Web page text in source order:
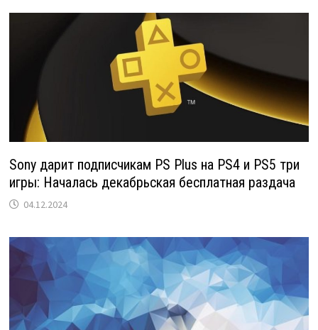
Sony дарит подписчикам PS Plus на PS4 и PS5 три
игры: Началась декабрьская бесплатная раздача
04.12.2024